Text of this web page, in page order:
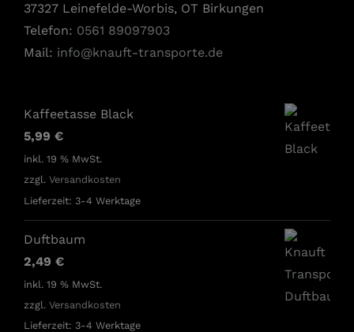
37327 Leinefelde-Worbis, OT Birkungen
Telefon: 0561 89097903
Mail: info@knauft-transporte.de
Kaffeetasse Black
5,99 €
inkl. 19 % MwSt.
zzgl. Versandkosten
Lieferzeit: 3-4 Werktage
Duftbaum
2,49 €
inkl. 19 % MwSt.
zzgl. Versandkosten
Lieferzeit: 3-4 Werktage